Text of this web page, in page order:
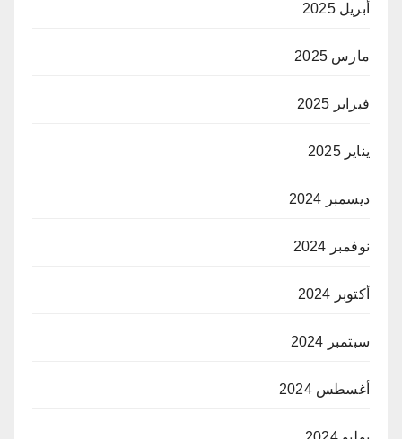
أبريل 2025
مارس 2025
فبراير 2025
يناير 2025
ديسمبر 2024
نوفمبر 2024
أكتوبر 2024
سبتمبر 2024
أغسطس 2024